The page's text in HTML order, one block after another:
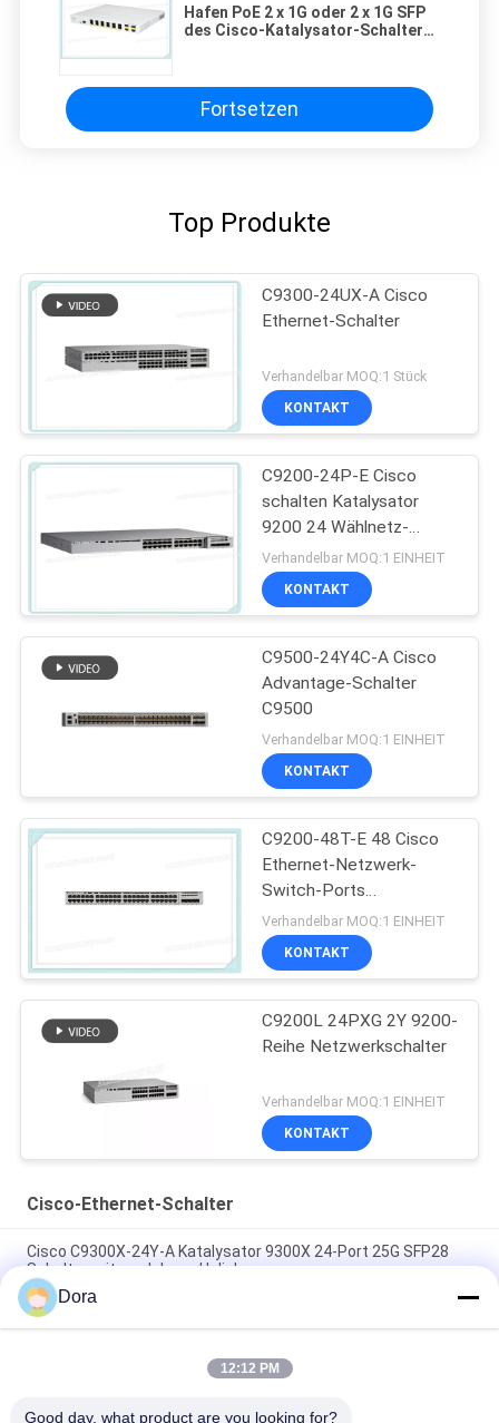
Hafen PoE 2 x 1G oder 2 x 1G SFP
des Cisco-Katalysator-Schalter-
Fortsetzen
Top Produkte
C9300-24UX-A Cisco
Ethernet-Schalter
Verhandelbar MOQ:1 Stück
KONTAKT
C9200-24P-E Cisco
schalten Katalysator
9200 24 Wählnetz-
Wesensmerkmale des
Hafen-PoE+
Verhandelbar MOQ:1 EINHEIT
KONTAKT
C9500-24Y4C-A Cisco
Advantage-Schalter
C9500
Verhandelbar MOQ:1 EINHEIT
KONTAKT
C9200-48T-E 48 Cisco
Ethernet-Netzwerk-
Switch-Ports
Datenmodulare Uplink-
Optionen
Verhandelbar MOQ:1 EINHEIT
KONTAKT
C9200L 24PXG 2Y 9200-
Reihe Netzwerkschalter
Verhandelbar MOQ:1 EINHEIT
KONTAKT
Cisco-Ethernet-Schalter
Cisco C9300X-24Y-A Katalysator 9300X 24-Port 25G SFP28
Schalter mit modularen Uplinks
Cisco C9300X-12Y-A-Switch | Catalyst 9300X 12-Port 25G
SFP28 Network Advantage Switch
Cisco C9300-48S-A Catalyst 9300 48-Port-SFP-Switch-
Dora
12:12 PM
Good day, what product are you looking for?